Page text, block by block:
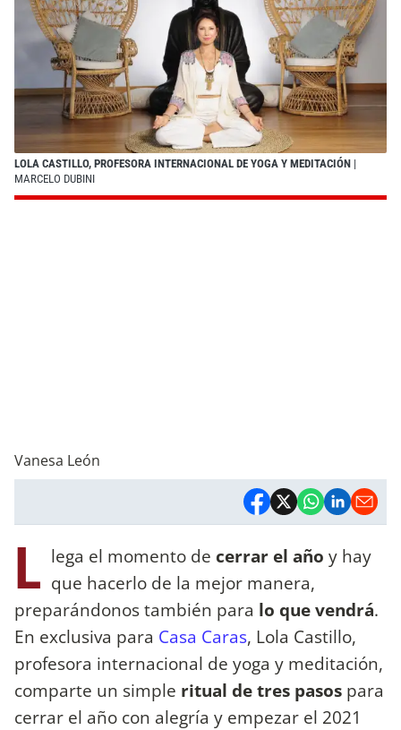
LOLA CASTILLO, PROFESORA INTERNACIONAL DE YOGA Y MEDITACIÓN |
MARCELO DUBINI
Vanesa León
L lega el momento de cerrar el año y hay
que hacerlo de la mejor manera,
preparándonos también para lo que vendrá.
En exclusiva para Casa Caras, Lola Castillo,
profesora internacional de yoga y meditación,
comparte un simple ritual de tres pasos para
cerrar el año con alegría y empezar el 2021